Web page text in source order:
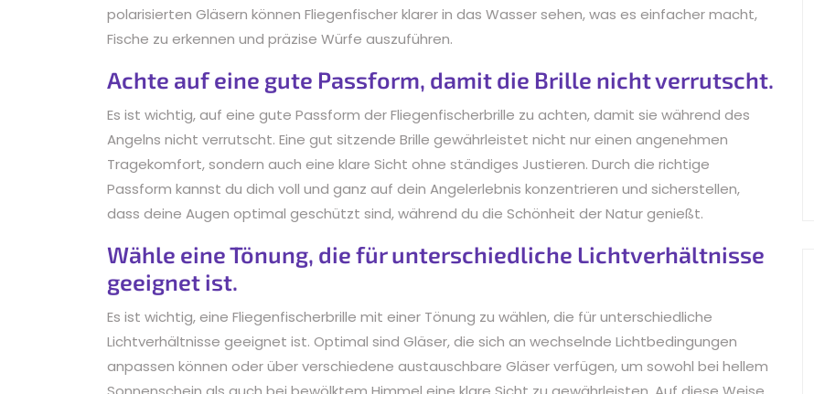
polarisierten Gläsern können Fliegenfischer klarer in das Wasser sehen, was es einfacher macht,
Fische zu erkennen und präzise Würfe auszuführen.
Achte auf eine gute Passform, damit die Brille nicht verrutscht.
Es ist wichtig, auf eine gute Passform der Fliegenfischerbrille zu achten, damit sie während des
Angelns nicht verrutscht. Eine gut sitzende Brille gewährleistet nicht nur einen angenehmen
Tragekomfort, sondern auch eine klare Sicht ohne ständiges Justieren. Durch die richtige
Passform kannst du dich voll und ganz auf dein Angelerlebnis konzentrieren und sicherstellen,
dass deine Augen optimal geschützt sind, während du die Schönheit der Natur genießt.
Wähle eine Tönung, die für unterschiedliche Lichtverhältnisse
geeignet ist.
Es ist wichtig, eine Fliegenfischerbrille mit einer Tönung zu wählen, die für unterschiedliche
Lichtverhältnisse geeignet ist. Optimal sind Gläser, die sich an wechselnde Lichtbedingungen
anpassen können oder über verschiedene austauschbare Gläser verfügen, um sowohl bei hellem